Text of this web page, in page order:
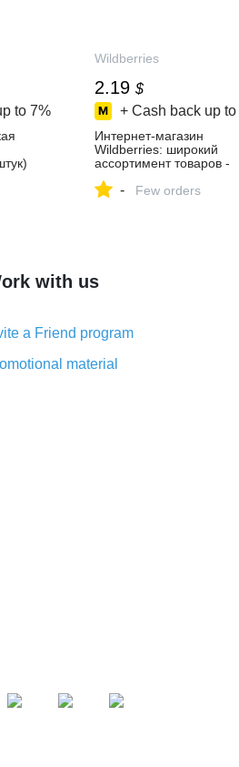
to 7%
Wildberries
2.19 $
+ Cash back up to
Интернет‑магазин
Wildberries: широкий
ассортимент товаров -
- Few orders
with us
a Friend program
material